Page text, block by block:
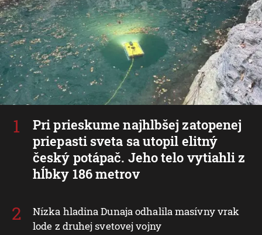
Pri prieskume najhlbšej zatopenej
priepasti sveta sa utopil elitný
český potápač. Jeho telo vytiahli z
hĺbky 186 metrov
Nízka hladina Dunaja odhalila masívny vrak
lode z druhej svetovej vojny